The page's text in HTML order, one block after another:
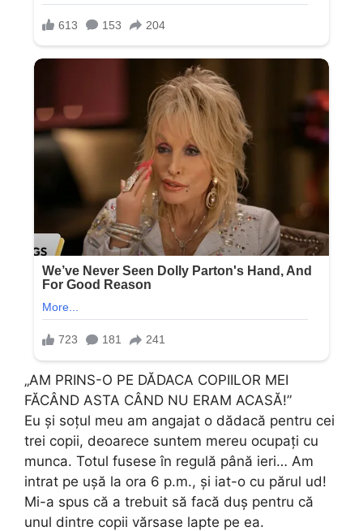
„AM PRINS-O PE DĂDACA COPIILOR MEI
FĂCÂND ASTA CÂND NU ERAM ACASĂ!”
Eu și soțul meu am angajat o dădacă pentru cei
trei copii, deoarece suntem mereu ocupați cu
munca. Totul fusese în regulă până ieri… Am
intrat pe ușă la ora 6 p.m., și iat-o cu părul ud!
Mi-a spus că a trebuit să facă duș pentru că
unul dintre copii vărsase lapte pe ea.